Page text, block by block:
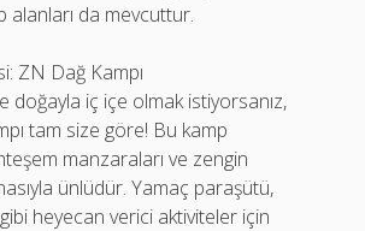
alanları da mevcuttur.
ZN Dağ Kampı
doğayla iç içe olmak istiyorsanız,
tam size göre! Bu kamp
manzaraları ve zengin
ünlüdür. Yamaç paraşütü,
heyecan verici aktiviteler için